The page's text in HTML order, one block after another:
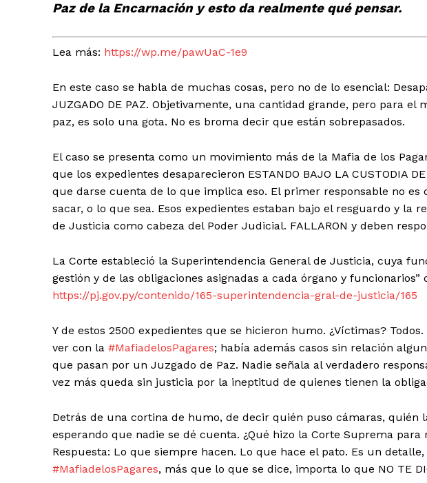
News Week
Magazine PRO
Paz de la Encarnación y esto da realmente qué pensar.
Lea más: https://wp.me/pawUaC-1e9
En este caso se habla de muchas cosas, pero no de lo esencial:
JUZGADO DE PAZ. Objetivamente, una cantidad grande, pero para
paz, es solo una gota. No es broma decir que están sobrepasados.
El caso se presenta como un movimiento más de la Mafia de los
que los expedientes desaparecieron ESTANDO BAJO LA CUSTODIA DE
que darse cuenta de lo que implica eso. El primer responsable no es
sacar, o lo que sea. Esos expedientes estaban bajo el resguardo y la
de Justicia como cabeza del Poder Judicial. FALLARON y deben
La Corte estableció la Superintendencia General de Justicia, cuya
gestión y de las obligaciones asignadas a cada órgano y
https://pj.gov.py/contenido/165-superintendencia-gral-de-justicia/165
Y de estos 2500 expedientes que se hicieron humo. ¿Víctimas?
ver con la #MafiadelosPagares; había además casos sin relación
que pasan por un Juzgado de Paz. Nadie señala al verdadero
vez más queda sin justicia por la ineptitud de quienes tienen la
Detrás de una cortina de humo, de decir quién puso cámaras, quién
esperando que nadie se dé cuenta. ¿Qué hizo la Corte Suprema
Respuesta: Lo que siempre hacen. Lo que hace el pato. Es un
#MafiadelosPagares, más que lo que se dice, importa lo que NO TE